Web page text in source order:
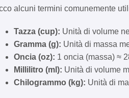
alcuni termini comunemente
Tazza (cup): Unità di volume
Gramma (g): Unità di massa
Oncia (oz): 1 oncia (massa) ≈
Millilitro (ml): Unità di volume
Chilogrammo (kg): Unità di